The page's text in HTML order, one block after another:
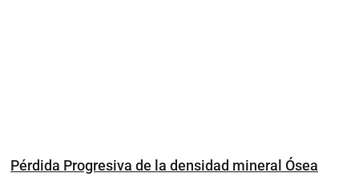
Pérdida Progresiva de la densidad mineral Ósea